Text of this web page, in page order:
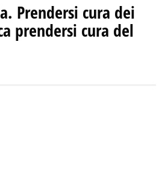
Prendersi cura dei
prendersi cura del